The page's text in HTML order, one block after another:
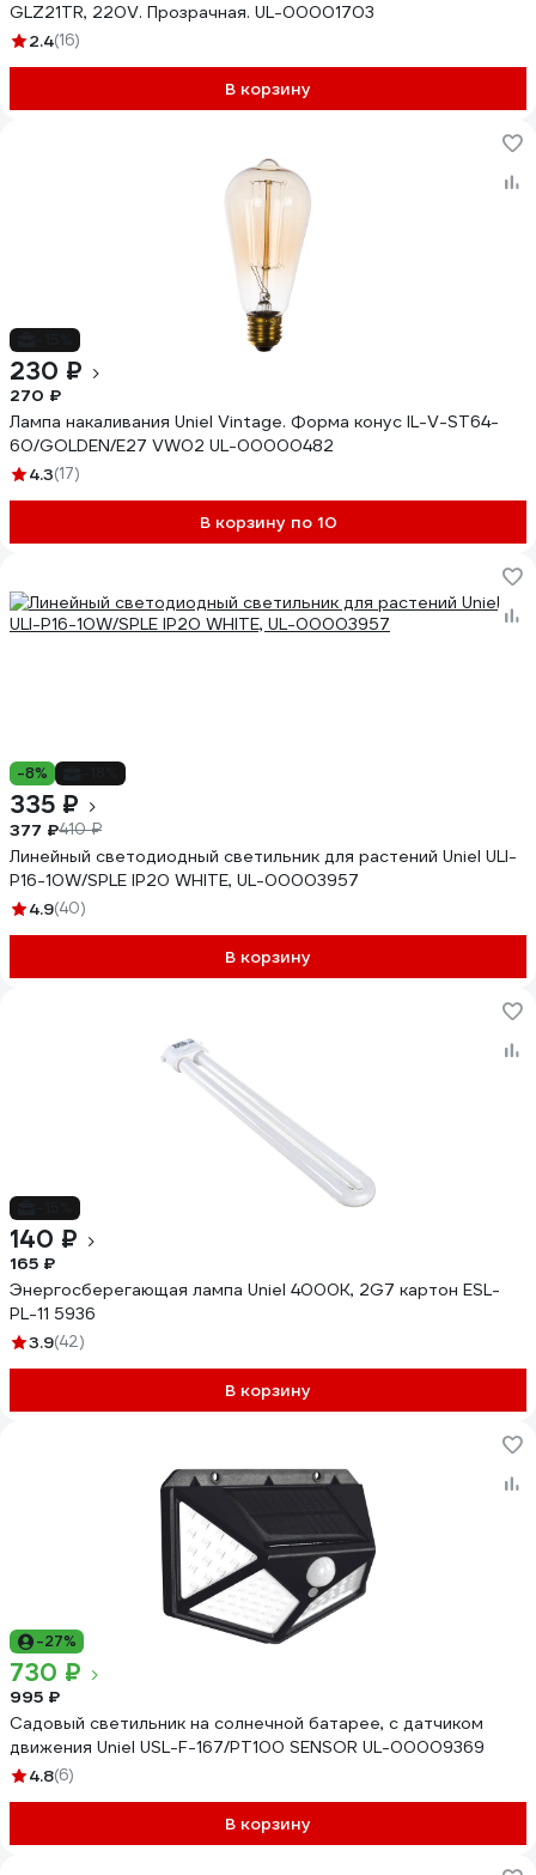
GLZ21TR, 220V. Прозрачная. UL-00001703
2.4(16)
В корзину
230 ₽
270 ₽
Лампа накаливания Uniel Vintage. Форма конус IL-V-ST64-
60/GOLDEN/E27 VW02 UL-00000482
4.3(17)
В корзину по 10
-8%
335 ₽
377 ₽410 ₽
Линейный светодиодный светильник для растений Uniel ULI-
P16-10W/SPLE IP20 WHITE, UL-00003957
4.9(40)
В корзину
140 ₽
165 ₽
Энергосберегающая лампа Uniel 4000К, 2G7 картон ESL-
PL-11 5936
3.9(42)
В корзину
-27%
730 ₽
995 ₽
Садовый светильник на солнечной батарее, с датчиком
движения Uniel USL-F-167/PT100 SENSOR UL-00009369
4.8(6)
В корзину